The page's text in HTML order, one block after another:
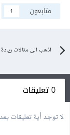
متابعون
1
اذهب الى مقالات ريادة
0 تعليقات
لا توجد أية تعليقات بعد